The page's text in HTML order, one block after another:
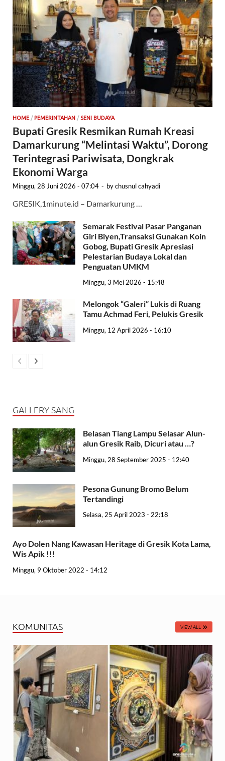
HOME / PEMERINTAHAN / SENI BUDAYA
Bupati Gresik Resmikan Rumah Kreasi
Damarkurung “Melintasi Waktu”, Dorong
Terintegrasi Pariwisata, Dongkrak
Ekonomi Warga
Minggu, 28 Juni 2026 - 07:04 - bychusnul cahyadi
GRESIK,1minute.id – Damarkurung …
Semarak Festival Pasar Panganan
Giri Biyen,Transaksi Gunakan Koin
Gobog, Bupati Gresik Apresiasi
Pelestarian Budaya Lokal dan
Penguatan UMKM
Minggu, 3 Mei 2026 - 15:48
Melongok “Galeri” Lukis di Ruang
Tamu Achmad Feri, Pelukis Gresik
Minggu, 12 April 2026 - 16:10
GALLERY SANG
Belasan Tiang Lampu Selasar Alun-
alun Gresik Raib, Dicuri atau …?
Minggu, 28 September 2025 - 12:40
Pesona Gunung Bromo Belum
Tertandingi
Selasa, 25 April 2023 - 22:18
Ayo Dolen Nang Kawasan Heritage di Gresik Kota Lama,
Wis Apik !!!
Minggu, 9 Oktober 2022 - 14:12
KOMUNITAS VIEW ALL